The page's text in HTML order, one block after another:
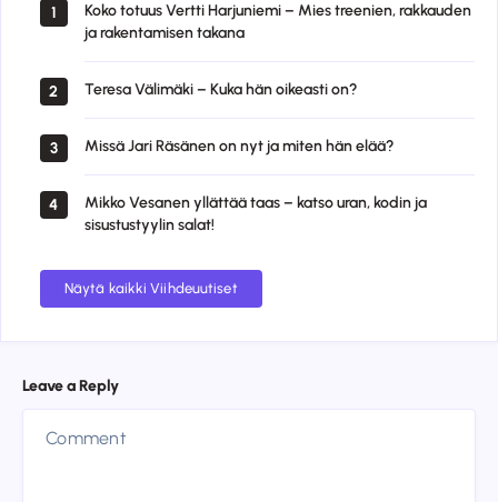
1
Koko totuus Vertti Harjuniemi – Mies treenien, rakkauden
ja rakentamisen takana
2 Teresa Välimäki – Kuka hän oikeasti on?
3 Missä Jari Räsänen on nyt ja miten hän elää?
4
Mikko Vesanen yllättää taas – katso uran, kodin ja
sisustustyylin salat!
Näytä kaikki Viihdeuutiset
Leave a Reply